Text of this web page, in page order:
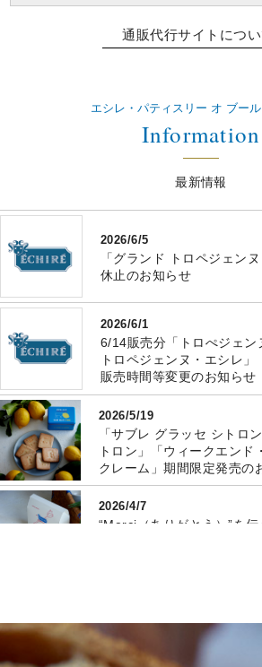
通販代行サイトについ
エシレ・パティスリー オ ブー
Information
最新情報
2026/6/5
「グランド トロペジェン
休止のお知らせ
2026/6/1
6/14販売分「トロぺジェン
トロペジェンヌ・エシレ」
販売時間等変更のお知らせ
2026/5/19
「サブレ グラッセ シトロ
トロン」「ウィークエンド
クレーム」期間限定発売の
2026/4/7
“Merci（ありがとう）”を伝
「プティブール・エシレ（
知らせ